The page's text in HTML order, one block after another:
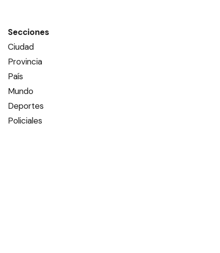
Secciones
Ciudad
Provincia
País
Mundo
Deportes
Policiales